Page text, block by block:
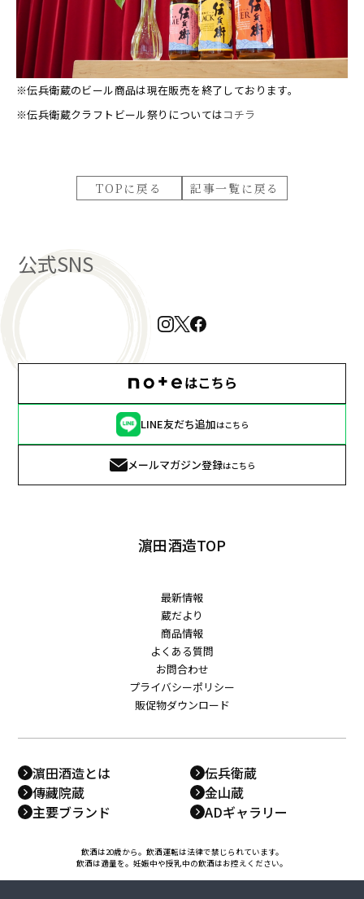
※伝兵衛蔵のビール商品は現在販売を終了しております。
※伝兵衛蔵クラフトビール祭りについてはコチラ
TOPに戻る 記事一覧に戻る
公式SNS
LINE友だち追加はこちら
メールマガジン登録はこちら
濵田酒造TOP
最新情報
蔵だより
商品情報
よくある質問
お問合わせ
プライバシーポリシー
販促物ダウンロード
濵田酒造とは
伝兵衛蔵
傳藏院蔵
金山蔵
主要ブランド
ADギャラリー
飲酒は20歳から。飲酒運転は法律で禁じられています。
飲酒は適量を。妊娠中や授乳中の飲酒はお控えください。